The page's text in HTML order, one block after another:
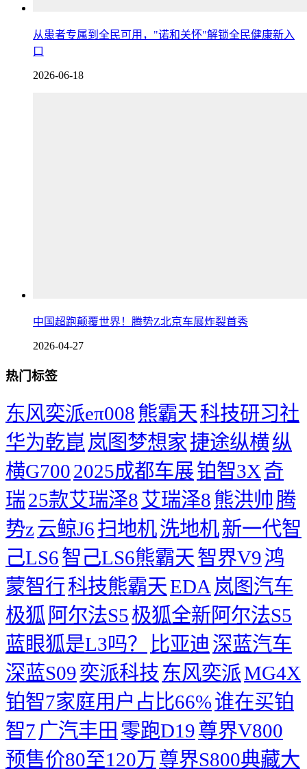
从患者专属到全民可用，"诺和关怀"解锁全民健康新入
口
2026-06-18
中国超跑颠覆世界！腾势Z北京车展炸裂首秀
2026-04-27
热门标签
东风奕派eπ008 熊霸天科技研习社
华为乾崑 岚图梦想家 捷途纵横纵
横G7002025成都车展铂智3X奇
瑞25款艾瑞泽8艾瑞泽8 熊洪帅 腾
势z云鲸J6扫地机洗地机新一代智
己LS6智己LS6熊霸天智界V9鸿
蒙智行科技熊霸天EDA 岚图汽车
极狐 阿尔法S5极狐全新阿尔法S5
蓝眼狐是L3吗？
比亚迪 深蓝汽车
深蓝S09奕派科技 东风奕派MG4X
铂智7家庭用户占比66%谁在买铂
智7 广汽丰田 零跑D19尊界V800
预售价80至120万尊界S800典藏大